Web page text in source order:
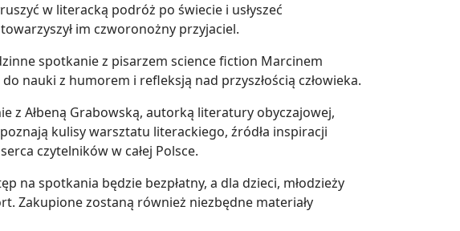
w literacką podróż po świecie i usłyszeć
im czworonożny przyjaciel.
spotkanie z pisarzem science fiction Marcinem
nauki z humorem i refleksją nad przyszłością człowieka.
z Ałbeną Grabowską, autorką literatury obyczajowej,
kulisy warsztatu literackiego, źródła inspiracji
czytelników w całej Polsce.
na spotkania będzie bezpłatny, a dla dzieci, młodzieży
Zakupione zostaną również niezbędne materiały